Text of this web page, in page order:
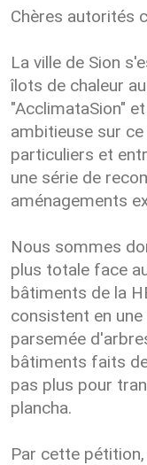
Chères autorités
La ville de Sion
îlots de chaleur
"AcclimataSion"
ambitieuse sur
particuliers et
une série de
aménagements
Nous sommes
plus totale face
bâtiments de la
consistent en
parsemée
bâtiments faits
pas plus pour
plancha.
Par cette